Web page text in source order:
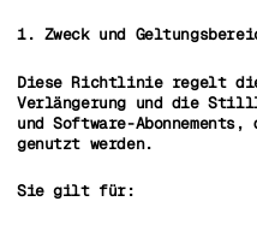
1. Zweck und
Diese Richtlinie regelt
Verlängerung und die
und Software-Abonnements,
genutzt werden.
Sie gilt für: